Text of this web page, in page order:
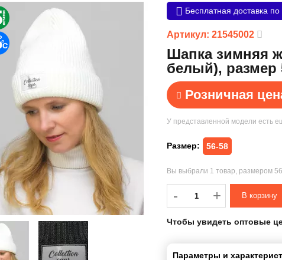
Бесплатная доставка
Артикул: 21545002
Шапка зимняя
белый), размер
Розничная
У представленной модели есть
Размер: 56-58
Вы выбрали 1 товар, размером
-
- +
Чтобы увидеть оптовые
Параметры и